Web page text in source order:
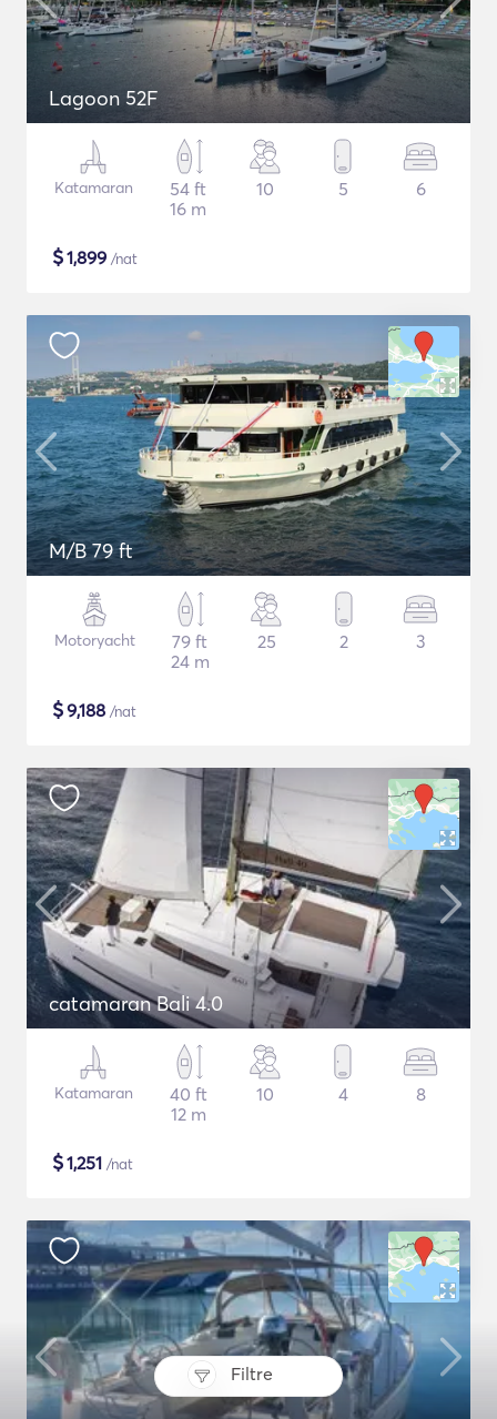
Filtre
Lagoon 52F
Katamaran
54 ft
16 m
10 5 6
$1,899 /nat
M/B 79 ft
Motoryacht
79 ft
24 m
25 2 3
$9,188 /nat
catamaran Bali 4.0
Katamaran
40 ft
12 m
10 4 8
$1,251 /nat